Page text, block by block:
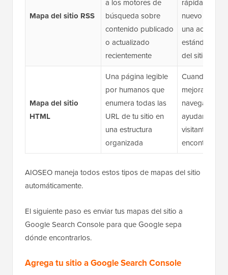
Mapa del sitio RSS
a los motores de
búsqueda sobre
contenido publicado
o actualizado
recientemente
rápida de
nuevo sin
una
estándar del
del sitio
Mapa del sitio
HTML
Una página legible
por humanos que
enumera todas las
URL de tu sitio en
una estructura
organizada
Cuando
mejorar la
navegación
ayudar a los
visitantes a
encontrar
AIOSEO maneja todos estos tipos de mapas del sitio
automáticamente.
El siguiente paso es enviar tus mapas del sitio a
Google Search Console para que Google sepa
dónde encontrarlos.
Agrega tu sitio a Google Search Console